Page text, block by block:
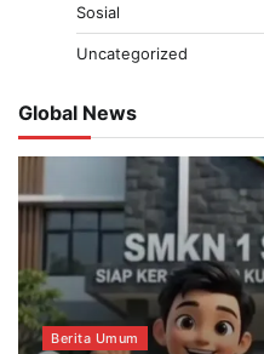
Sosial
Uncategorized
Global News
Berita Umum